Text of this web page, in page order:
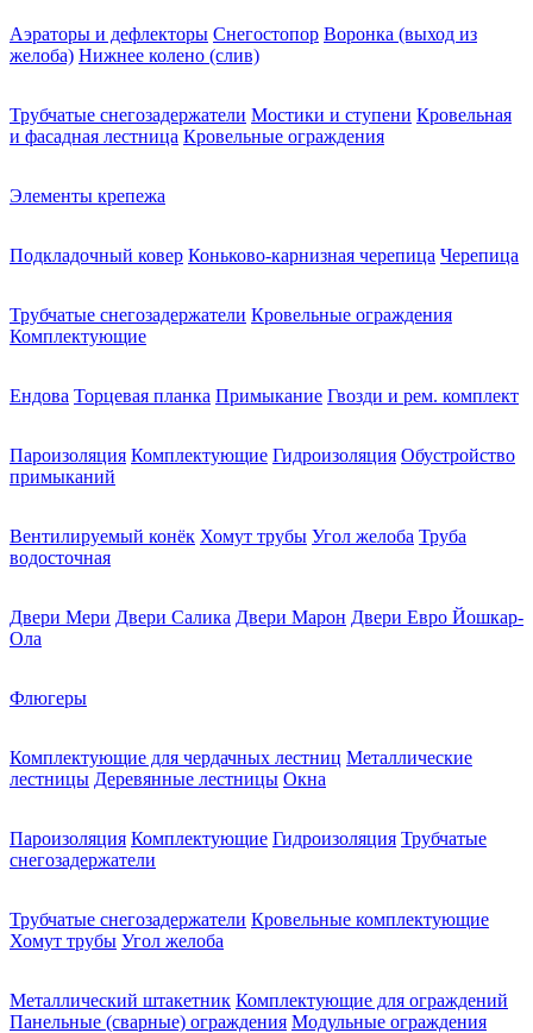
Аэраторы и дефлекторы Снегостопор Воронка (выход из
желоба) Нижнее колено (слив)
Трубчатые снегозадержатели Мостики и ступени Кровельная
и фасадная лестница Кровельные ограждения
Элементы крепежа
Подкладочный ковер Коньково-карнизная черепица Черепица
Трубчатые снегозадержатели Кровельные ограждения
Комплектующие
Ендова Торцевая планка Примыкание Гвозди и рем. комплект
Пароизоляция Комплектующие Гидроизоляция Обустройство
примыканий
Вентилируемый конёк Хомут трубы Угол желоба Труба
водосточная
Двери Мери Двери Салика Двери Марон Двери Евро Йошкар-
Ола
Флюгеры
Комплектующие для чердачных лестниц Металлические
лестницы Деревянные лестницы Окна
Пароизоляция Комплектующие Гидроизоляция Трубчатые
снегозадержатели
Трубчатые снегозадержатели Кровельные комплектующие
Хомут трубы Угол желоба
Металлический штакетник Комплектующие для ограждений
Панельные (сварные) ограждения Модульные ограждения